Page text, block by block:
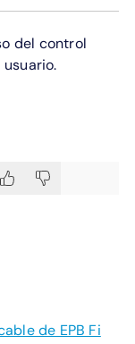
del control
de EPB Fi